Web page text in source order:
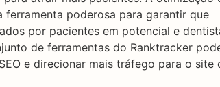
ferramenta poderosa para garantir que
por pacientes em potencial e
de ferramentas do Ranktracker
e direcionar mais tráfego para o site